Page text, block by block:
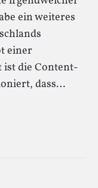
ein weiteres
einer
ist die Content-
dass…